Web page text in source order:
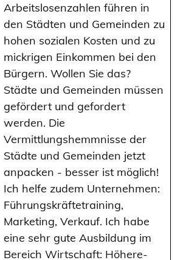
Arbeitslosenzahlen führen in
den Städten und Gemeinden zu
hohen sozialen Kosten und zu
mickrigen Einkommen bei den
Bürgern. Wollen Sie das?
Städte und Gemeinden müssen
gefördert und gefordert
werden. Die
Vermittlungshemmnisse der
Städte und Gemeinden jetzt
anpacken - besser ist möglich!
Ich helfe zudem Unternehmen:
Führungskräftetraining,
Marketing, Verkauf. Ich habe
eine sehr gute Ausbildung im
Bereich Wirtschaft: Höhere-